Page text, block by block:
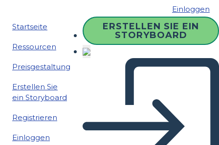
Einloggen
Startseite
Ressourcen
Preisgestaltung
Erstellen Sie
ein Storyboard
Registrieren
Einloggen
ERSTELLEN SIE EIN
STORYBOARD